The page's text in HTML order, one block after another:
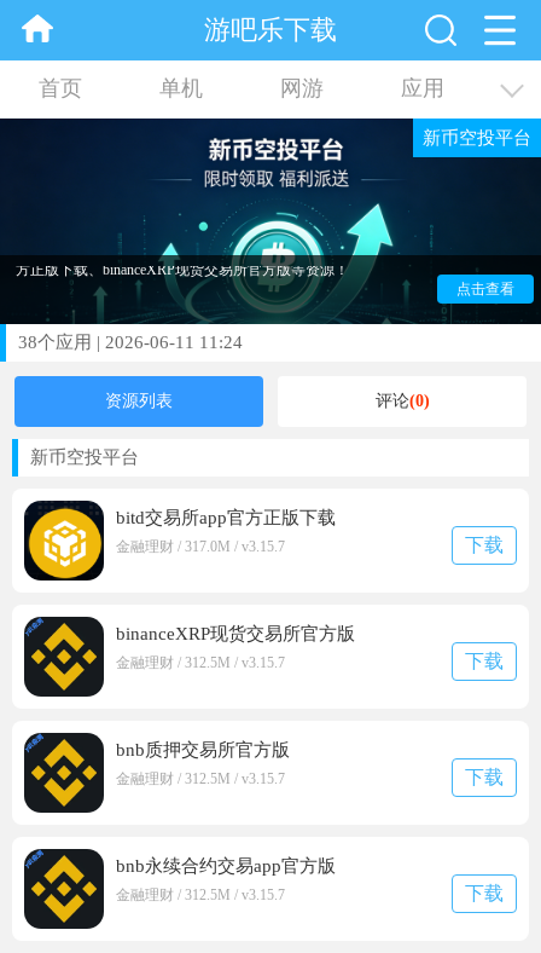
游吧乐下载
首页 单机 网游 应用
新币空投平台
新币空投平台是为大家带来新币空投平台合集。这里包含
了各种新币空投平台软件可以自由选择，比如bitd交易所app官
方正版下载、binanceXRP现货交易所官方版等资源！
点击查看
38个应用 | 2026-06-11 11:24
资源列表 评论(0)
新币空投平台
bitd交易所app官方正版下载
金融理财 / 317.0M / v3.15.7 下载
binanceXRP现货交易所官方版
金融理财 / 312.5M / v3.15.7 下载
bnb质押交易所官方版
金融理财 / 312.5M / v3.15.7 下载
bnb永续合约交易app官方版
金融理财 / 312.5M / v3.15.7 下载